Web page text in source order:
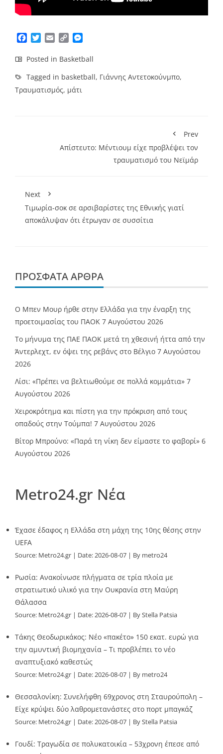
Facebook
TwitterEmailCopy
Posted in Basketball
Tagged in basketball, Γιάννης Αντετοκούνμπο,
Τραυματισμός, μάτι
Prev
Απίστευτο: Μέντιουμ είχε προβλέψει τον
τραυματισμό του Νεϊμάρ
Next
Τιμωρία-σοκ σε αρσιβαρίστες της Εθνικής γιατί
αποκάλυψαν ότι έτρωγαν σε συσσίτια
ΠΡΌΣΦΑΤΑ ΆΡΘΡΑ
O Mπεν Μουρ ήρθε στην Ελλάδα για την έναρξη της
προετοιμασίας του ΠΑΟΚ 7 Αυγούστου 2026
Το μήνυμα της ΠΑΕ ΠΑΟΚ μετά τη χθεσινή ήττα από την
Άντερλεχτ, εν όψει της ρεβάνς στο Βέλγιο 7 Αυγούστου
2026
Λίσι: «Πρέπει να βελτιωθούμε σε πολλά κομμάτια» 7
Αυγούστου 2026
Χειροκρότημα και πίστη για την πρόκριση από τους
οπαδούς στην Τούμπα! 7 Αυγούστου 2026
Βίτορ Μπρούνο: «Παρά τη νίκη δεν είμαστε το φαβορί» 6
Αυγούστου 2026
Metro24.gr Νέα
Έχασε έδαφος η Ελλάδα στη μάχη της 10ης θέσης στην
UEFA
Source: Metro24.gr Date: 2026-08-07 By metro24
Ρωσία: Ανακοίνωσε πλήγματα σε τρία πλοία με
στρατιωτικό υλικό για την Ουκρανία στη Μαύρη
Θάλασσα
Source: Metro24.gr Date: 2026-08-07 By Stella Patsia
Τάκης Θεοδωρικάκος: Νέο «πακέτο» 150 εκατ. ευρώ για
την αμυντική βιομηχανία – Τι προβλέπει το νέο
αναπτυξιακό καθεστώς
Source: Metro24.gr Date: 2026-08-07 By metro24
Θεσσαλονίκη: Συνελήφθη 69χρονος στη Σταυρούπολη –
Είχε κρύψει δύο λαθρομετανάστες στο πορτ μπαγκάζ
Source: Metro24.gr Date: 2026-08-07 By Stella Patsia
Γουδί: Τραγωδία σε πολυκατοικία – 53χρονη έπεσε από